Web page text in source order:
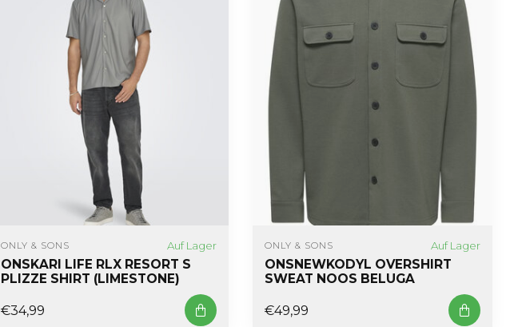
ONLY & SONS Auf Lager
ONSKARI LIFE RLX RESORT S
PLIZZE SHIRT (LIMESTONE)
€34,99
ONLY & SONS Auf Lager
ONSNEWKODYL OVERSHIRT
SWEAT NOOS BELUGA
€49,99